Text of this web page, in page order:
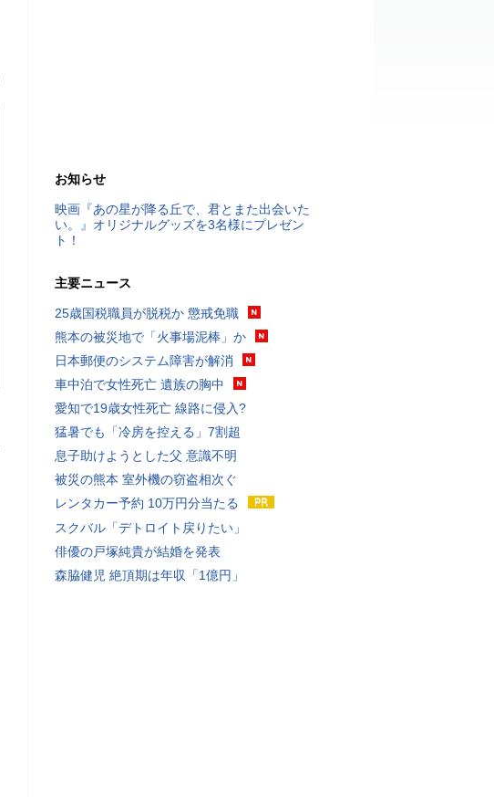
お知らせ
映画『あの星が降る丘で、君とまた出会いた
い。』オリジナルグッズを3名様にプレゼン
ト！
主要ニュース
25歳国税職員が脱税か 懲戒免職
熊本の被災地で「火事場泥棒」か
日本郵便のシステム障害が解消
車中泊で女性死亡 遺族の胸中
愛知で19歳女性死亡 線路に侵入?
猛暑でも「冷房を控える」7割超
息子助けようとした父 意識不明
被災の熊本 室外機の窃盗相次ぐ
レンタカー予約 10万円分当たる
スクバル「デトロイト戻りたい」
俳優の戸塚純貴が結婚を発表
森脇健児 絶頂期は年収「1億円」